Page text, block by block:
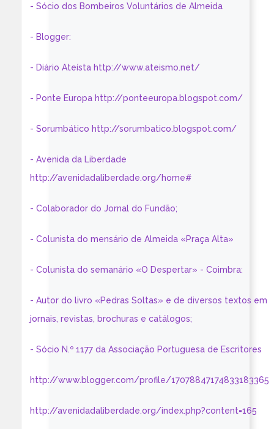
- Sócio dos Bombeiros Voluntários de Almeida
- Blogger:
- Diário Ateísta http://www.ateismo.net/
- Ponte Europa http://ponteeuropa.blogspot.com/
- Sorumbático http://sorumbatico.blogspot.com/
- Avenida da Liberdade
http://avenidadaliberdade.org/home#
- Colaborador do Jornal do Fundão;
- Colunista do mensário de Almeida «Praça Alta»
- Colunista do semanário «O Despertar» - Coimbra:
- Autor do livro «Pedras Soltas» e de diversos textos em
jornais, revistas, brochuras e catálogos;
- Sócio N.º 1177 da Associação Portuguesa de Escritores
http://www.blogger.com/profile/17078847174833183365
http://avenidadaliberdade.org/index.php?content=165